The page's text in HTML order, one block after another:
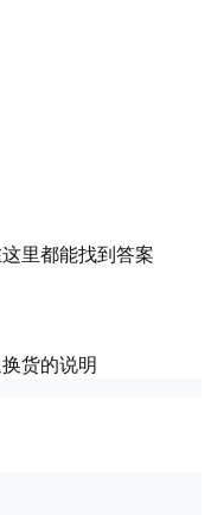
里都能找到答案
货的说明